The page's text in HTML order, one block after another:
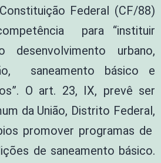
Federal (CF/88)
para “instituir
urbano,
saneamento básico e
O art. 23, IX, prevê ser
da União, Distrito Federal,
promover programas de
de saneamento básico.